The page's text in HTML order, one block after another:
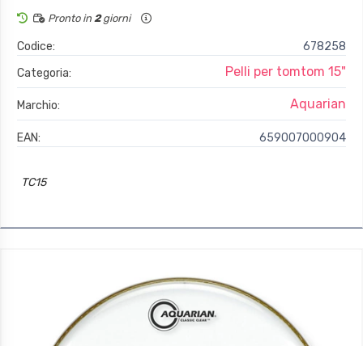
Pronto in 2giorni
Codice:
678258
Categoria:
Pelli per tomtom 15"
Marchio: Aquarian
EAN: 659007000904
TC15